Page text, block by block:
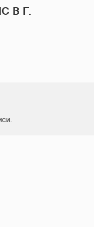
В Г.